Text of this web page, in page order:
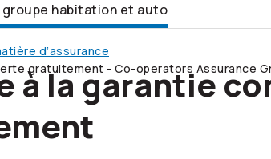
groupe habitation et auto
d’assurance
gratuitement - Co-operators Assurance
à la garantie